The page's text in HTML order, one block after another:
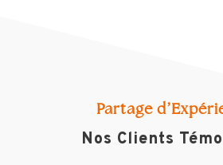
Partage
Nos Clients